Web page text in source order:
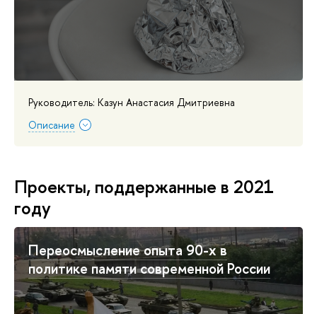
Руководитель: Казун Анастасия Дмитриевна
Описание
Проекты, поддержанные в 2021
году
Переосмысление опыта 90-х в
политике памяти современной России